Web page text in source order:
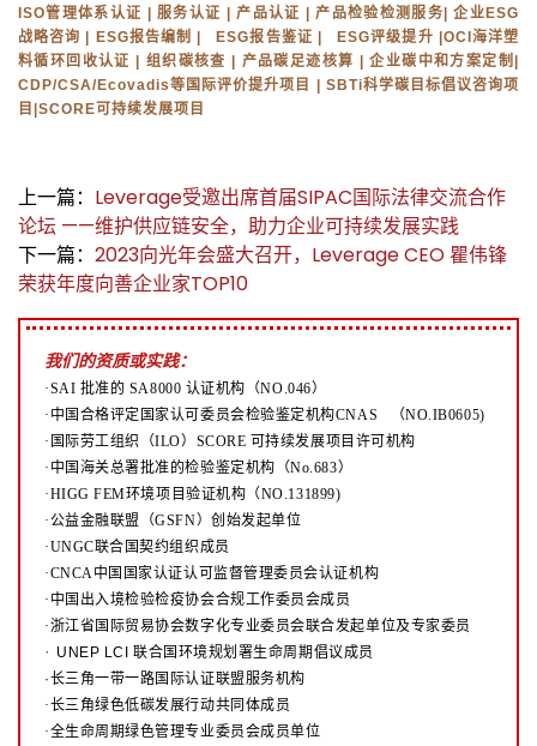
ISO管理体系认证 | 服务认证 | 产品认证 | 产品检验检测服务| 企业ESG
战略咨询 | ESG报告编制 | ESG报告鉴证 | ESG评级提升 |OCI海洋塑
料循环回收认证 | 组织碳核查 | 产品碳足迹核算 | 企业碳中和方案定制|
CDP/CSA/Ecovadis等国际评价提升项目 | SBTi科学碳目标倡议咨询项
目|SCORE可持续发展项目
上一篇： Leverage受邀出席首届SIPAC国际法律交流合作
论坛 ——维护供应链安全，助力企业可持续发展实践
下一篇： 2023向光年会盛大召开，Leverage CEO 瞿伟锋
荣获年度向善企业家TOP10
我们的资质或实践：
·SAI 批准的 SA8000 认证机构（NO.046）
·中国合格评定国家认可委员会检验鉴定机构CNAS （NO.IB0605)
·国际劳工组织（ILO）SCORE 可持续发展项目许可机构
·中国海关总署批准的检验鉴定机构（No.683）
·HIGG FEM环境项目验证机构（NO.131899)
·公益金融联盟（GSFN）创始发起单位
·UNGC联合国契约组织成员
·CNCA中国国家认证认可监督管理委员会认证机构
·中国出入境检验检疫协会合规工作委员会成员
·浙江省国际贸易协会数字化专业委员会联合发起单位及专家委员
· UNEP LCI 联合国环境规划署生命周期倡议成员
·长三角一带一路国际认证联盟服务机构
·长三角绿色低碳发展行动共同体成员
·全生命周期绿色管理专业委员会成员单位